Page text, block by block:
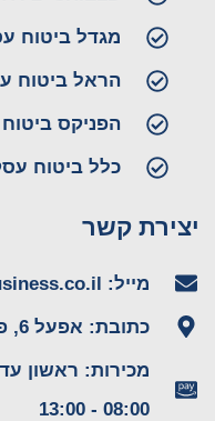
מגדל ביטוח
הראל ביטוח
הפניקס
כלל ביטוח
יצירת קשר
מייל: office@insurancebusiness.co.il
כתובת: אפעל 6, פתח תקווה
08:00 - 13:00